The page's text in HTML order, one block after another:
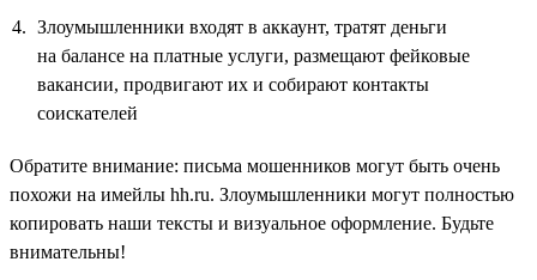
Злоумышленники входят в аккаунт, тратят деньги
на балансе на платные услуги, размещают фейковые
вакансии, продвигают их и собирают контакты
соискателей
Обратите внимание: письма мошенников могут быть очень
похожи на имейлы hh.ru. Злоумышленники могут полностью
копировать наши тексты и визуальное оформление. Будьте
внимательны!